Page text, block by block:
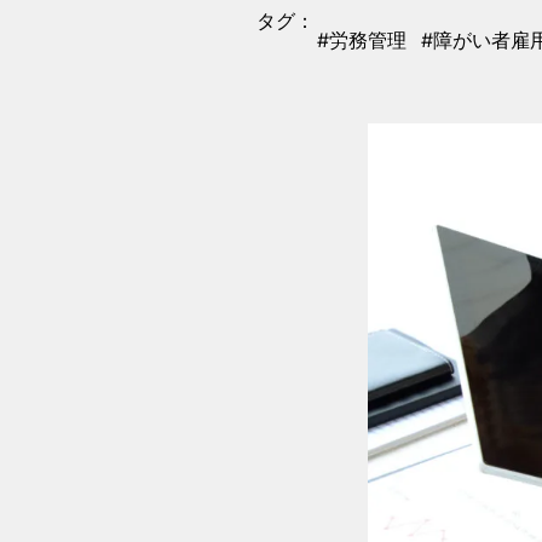
タグ：
タグ
#労務管理
タグ
#障がい者雇